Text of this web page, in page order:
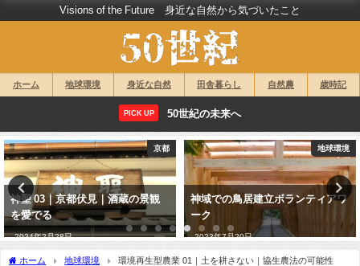
Visions of the Future 身近な自然から気づいたこと
ホーム 地球環境 身近な自然 田舎暮らし 自然農 歳時記
PICK UP 50世紀の未来へ
京都
神聖 03｜京都伏見｜酒蔵の景観
を愛でる
2024年2月28日
地球環境
神域での鳥居建立ボランティアワ
ーク
2023年7月20日
ホーム 地球環境 環境再生型農業 01｜土を耕さない｜協生農法の可能性